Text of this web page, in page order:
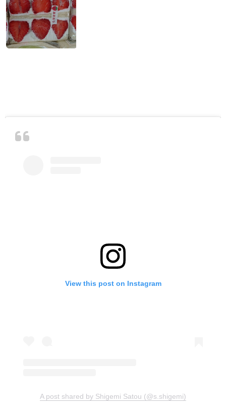
View this post on Instagram
A post shared by Shigemi Satou (@s.shigemi)